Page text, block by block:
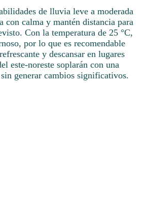
de lluvia leve a moderada
con calma y mantén distancia para
Con la temperatura de 25 °C,
por lo que es recomendable
y descansar en lugares
este-noreste soplarán con una
generar cambios significativos.